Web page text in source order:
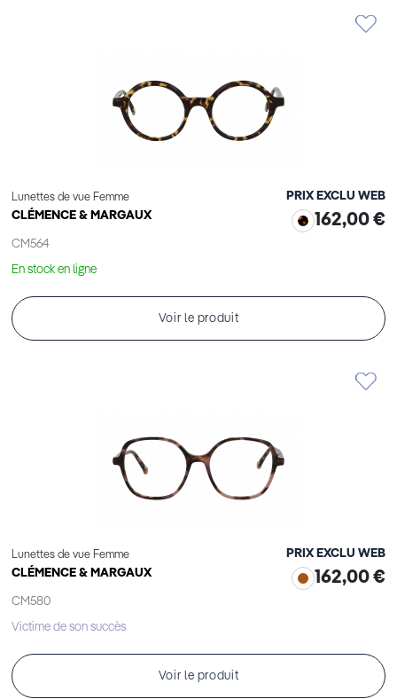
Lunettes de vue Femme
CLÉMENCE & MARGAUX
CM564
PRIX EXCLU WEB
162,00 €
En stock en ligne
Voir le produit
Lunettes de vue Femme
CLÉMENCE & MARGAUX
CM580
PRIX EXCLU WEB
162,00 €
Victime de son succès
Voir le produit